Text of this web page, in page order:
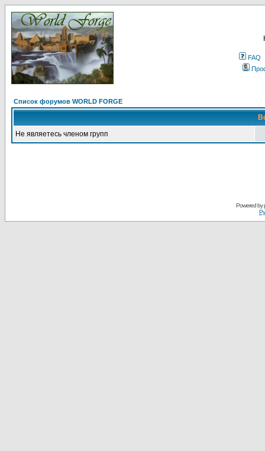
FAQ
Список форумов WORLD FORGE
Не являетесь членом групп
Powered by